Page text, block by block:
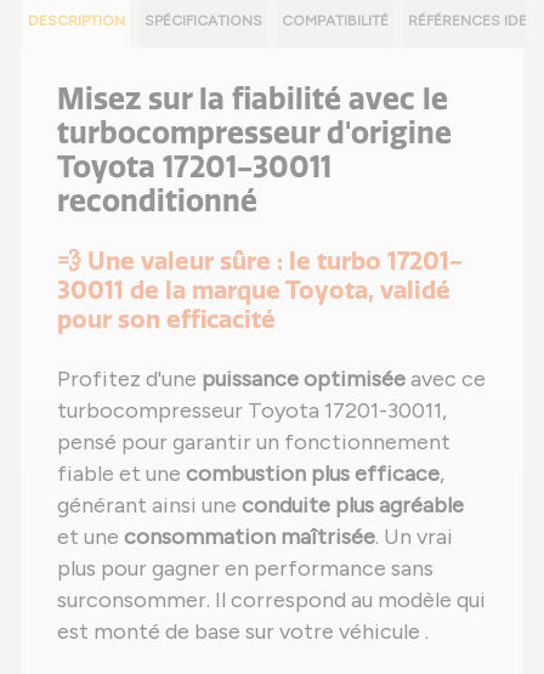
DESCRIPTION SPÉCIFICATIONS COMPATIBILITÉ RÉFÉRENCES
Misez sur la fiabilité avec le
turbocompresseur d'origine
Toyota 17201-30011
reconditionné
💨 Une valeur sûre : le turbo 17201-
30011 de la marque Toyota, validé
pour son efficacité
Profitez d'une puissance optimiséeavec ce
turbocompresseur Toyota 17201-30011,
pensé pour garantir un fonctionnement
fiable et une combustion plus efficace,
générant ainsi une conduite plus agréable
et une consommation maîtrisée. Un vrai
plus pour gagner en performance sans
surconsommer. Il correspond au modèle qui
est monté de base sur votre véhicule .